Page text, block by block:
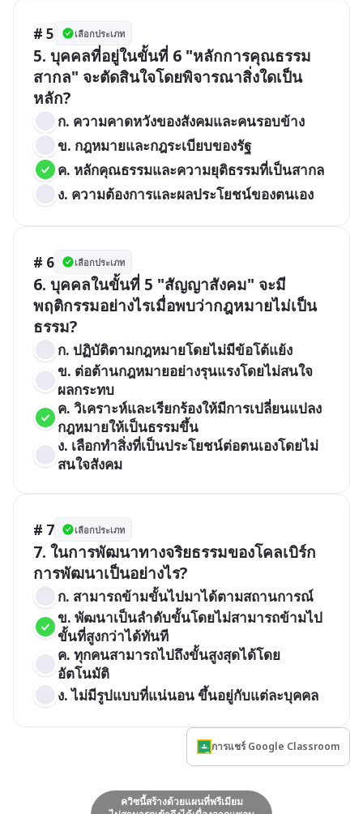
# 5 เลือกประเภท
5. บุคคลที่อยู่ในขั้นที่ 6 "หลักการคุณธรรม
สากล" จะตัดสินใจโดยพิจารณาสิ่งใดเป็น
หลัก?
ก. ความคาดหวังของสังคมและคนรอบข้าง
ข. กฎหมายและกฎระเบียบของรัฐ
ค. หลักคุณธรรมและความยุติธรรมที่เป็นสากล
ง. ความต้องการและผลประโยชน์ของตนเอง
# 6 เลือกประเภท
6. บุคคลในขั้นที่ 5 "สัญญาสังคม" จะมี
พฤติกรรมอย่างไรเมื่อพบว่ากฎหมายไม่เป็น
ธรรม?
ก. ปฏิบัติตามกฎหมายโดยไม่มีข้อโต้แย้ง
ข. ต่อต้านกฎหมายอย่างรุนแรงโดยไม่สนใจ
ผลกระทบ
ค. วิเคราะห์และเรียกร้องให้มีการเปลี่ยนแปลง
กฎหมายให้เป็นธรรมขึ้น
ง. เลือกทำสิ่งที่เป็นประโยชน์ต่อตนเองโดยไม่
สนใจสังคม
# 7 เลือกประเภท
7. ในการพัฒนาทางจริยธรรมของโคลเบิร์ก
การพัฒนาเป็นอย่างไร?
ก. สามารถข้ามขั้นไปมาได้ตามสถานการณ์
ข. พัฒนาเป็นลำดับขั้นโดยไม่สามารถข้ามไป
ขั้นที่สูงกว่าได้ทันที
ค. ทุกคนสามารถไปถึงขั้นสูงสุดได้โดย
อัตโนมัติ
ง. ไม่มีรูปแบบที่แน่นอน ขึ้นอยู่กับแต่ละบุคคล
การแชร์ Google Classroom
ควิซนี้สร้างด้วยแผนที่พรีเมียม